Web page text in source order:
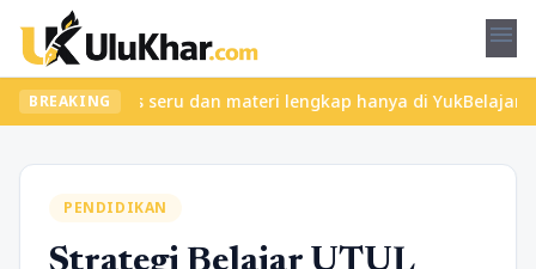
menu
BREAKING
kelas seru dan materi lengkap hanya di YukBelajar.com.
PENDIDIKAN